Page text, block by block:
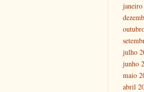
julho
junho
maio
abril